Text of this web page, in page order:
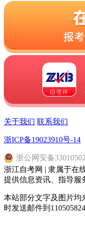
关于我们 联系我们
浙ICP备19023910号-14
浙公网安备
浙江自考网 | 隶属于在
提供信息资讯、指导服
本站部分文字及图片均
时发送邮件到